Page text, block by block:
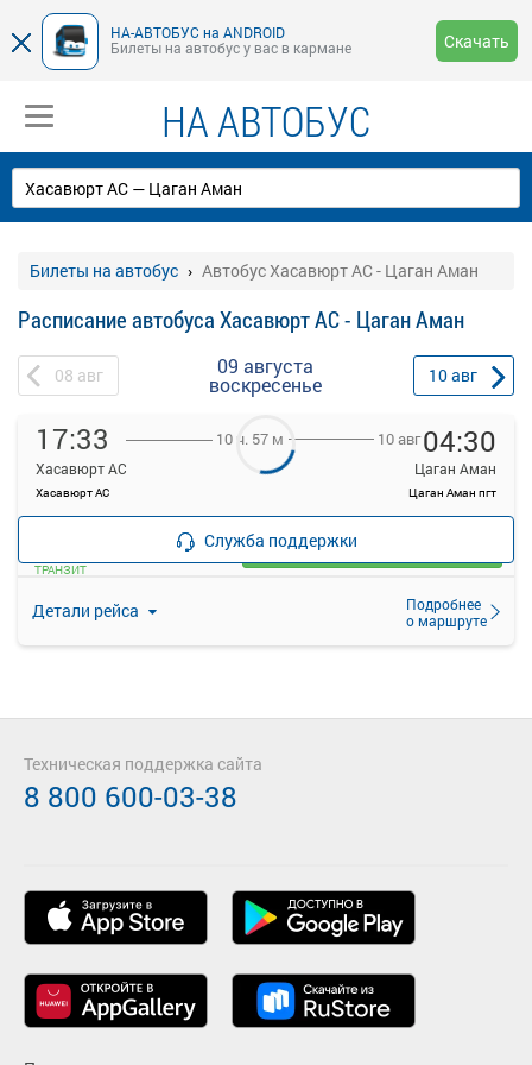
НА-АВТОБУС на ANDROID
Билеты на автобус у вас в кармане
Скачать
НА АВТОБУС
Билеты на автобус Автобус Хасавюрт АС - Цаган Аман
Расписание автобуса Хасавюрт АС - Цаган Аман
08 авг 09 августа
воскресенье 10авг
17:33
Хасавюрт АС
Хасавюрт АС
10 ч. 57 м 10 авг04:30
Цаган Аман
Цаган Аман пгт
Детали рейса
Подробнее
о маршруте
—
ТРАНЗИТ
Загрузить цену
Служба поддержки
Техническая поддержка сайта
8 800 600-03-38